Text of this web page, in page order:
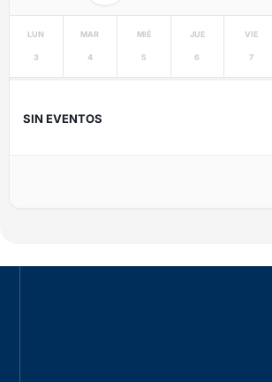
LUN
3
MAR
4
MIÉ
5
JUE
6
VIE
7
SIN EVENTOS